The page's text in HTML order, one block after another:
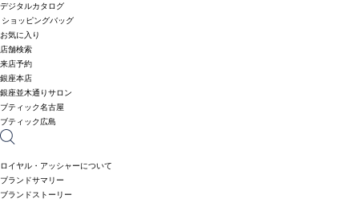
デジタルカタログ
ショッピングバッグ
お気に入り
店舗検索
来店予約
銀座本店
銀座並木通りサロン
ブティック名古屋
ブティック広島
ロイヤル・アッシャーについて
ブランドサマリー
ブランドストーリー